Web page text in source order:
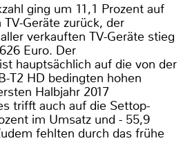
ging um 11,1 Prozent auf
Geräte zurück, der
verkauften TV-Geräte stieg
Euro. Der
hauptsächlich auf die von der
T2 HD bedingten hohen
Halbjahr 2017
trifft auch auf die Settop-
im Umsatz und - 55,9
fehlten durch das frühe